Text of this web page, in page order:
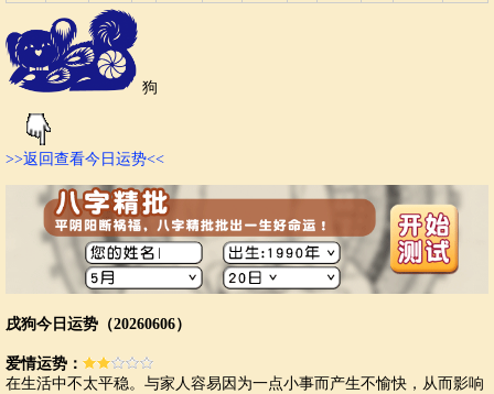
狗
>>返回查看今日运势<<
戌狗今日运势（20260606）
爱情运势：
在生活中不太平稳。与家人容易因为一点小事而产生不愉快，从而影响